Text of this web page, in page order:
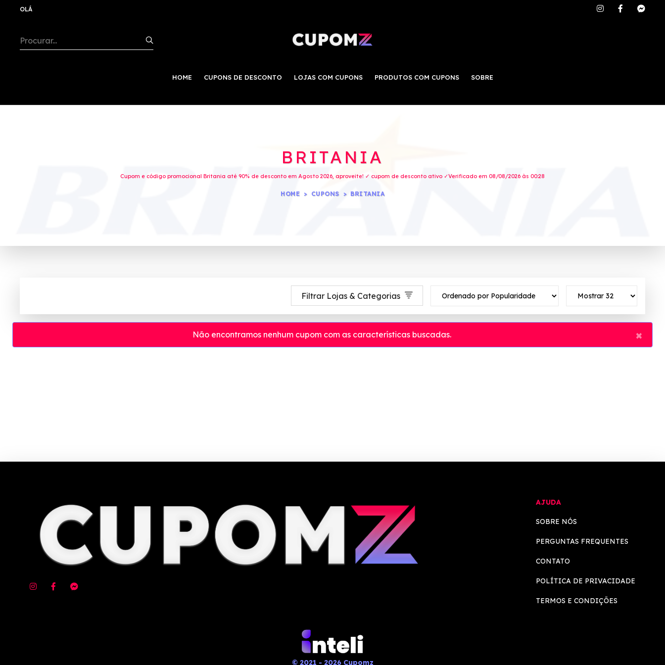
OLÁ
HOME CUPONS DE DESCONTO LOJAS COM CUPONS PRODUTOS COM CUPONS SOBRE
BRITANIA
Cupom e código promocional Britania até 90% de desconto em Agosto 2026, aproveite! ✓ cupom de desconto ativo ✓Verificado em 08/08/2026 às 00:28
HOME CUPONS BRITANIA
Filtrar Lojas & Categorias
Não encontramos nenhum cupom com as características buscadas. ×
AJUDA
SOBRE NÓS
PERGUNTAS FREQUENTES
CONTATO
POLÍTICA DE PRIVACIDADE
TERMOS E CONDIÇÕES
© 2021 - 2026 Cupomz